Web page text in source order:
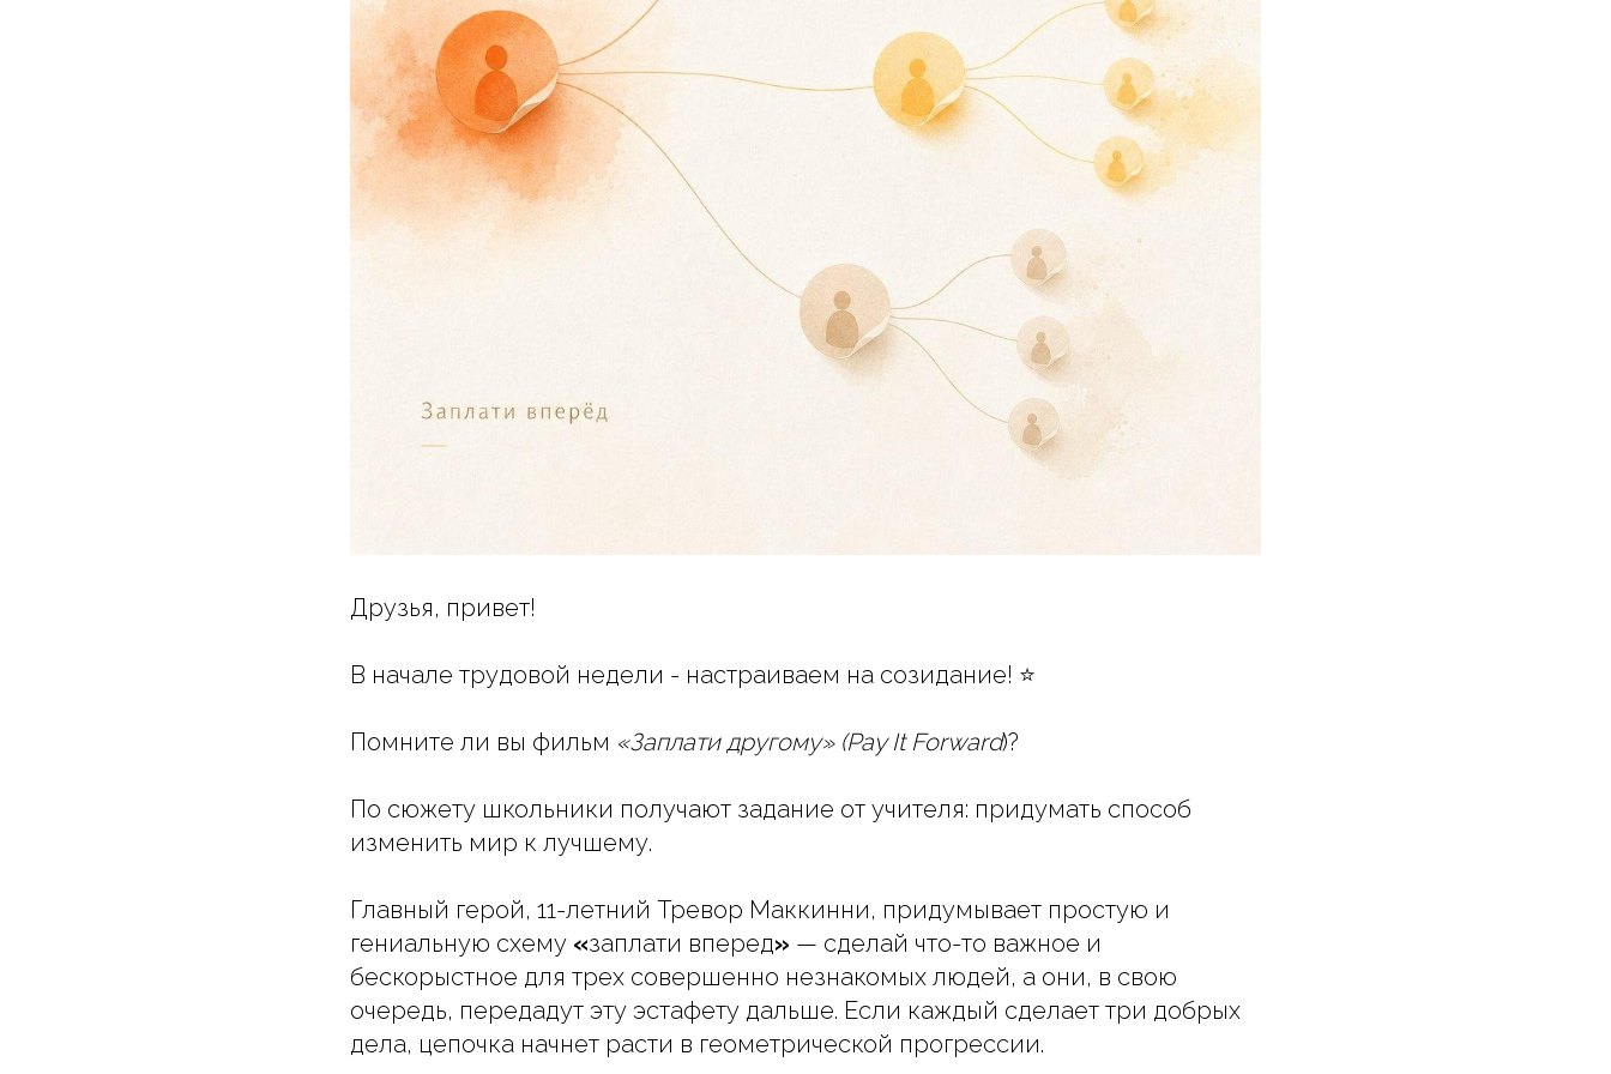
Друзья, привет!
В начале трудовой недели - настраиваем на созидание! ⭐️
Помните ли вы фильм «Заплати другому» (Pay It Forward)?
По сюжету школьники получают задание от учителя: придумать способ
изменить мир к лучшему.
Главный герой, 11-летний Тревор Маккинни, придумывает простую и
гениальную схему «заплати вперед» — сделай что-то важное и
бескорыстное для трех совершенно незнакомых людей, а они, в свою
очередь, передадут эту эстафету дальше. Если каждый сделает три добрых
дела, цепочка начнет расти в геометрической прогрессии.